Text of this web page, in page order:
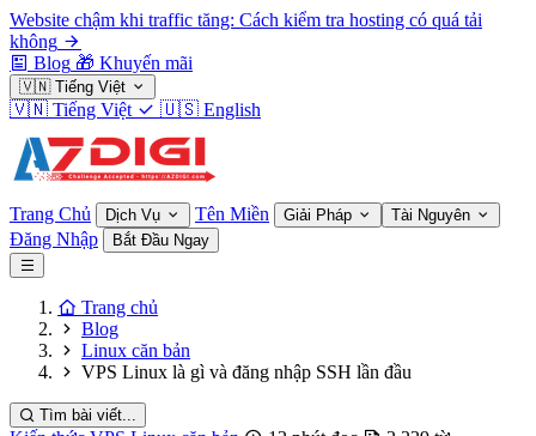
Website chậm khi traffic tăng: Cách kiểm tra hosting có quá tải
không
Blog 🎁 Khuyến mãi
🇻🇳 Tiếng Việt
🇻🇳 Tiếng Việt 🇺🇸 English
Trang Chủ Dịch Vụ Tên Miền Giải Pháp Tài Nguyên
Đăng Nhập Bắt Đầu Ngay
Trang chủ
Blog
Linux căn bản
VPS Linux là gì và đăng nhập SSH lần đầu
Tìm bài viết...